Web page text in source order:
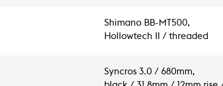
Shimano BB-MT500,
Hollowtech II / threaded
Syncros 3.0 / 680mm,